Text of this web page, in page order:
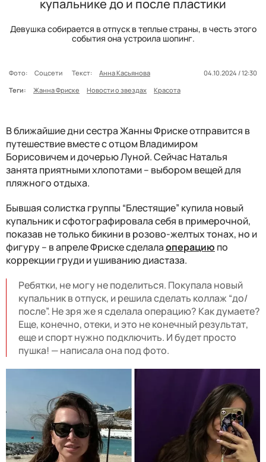
купальнике до и после пластики
Девушка собирается в отпуск в теплые страны, в честь этого
события она устроила шопинг.
Фото: Соцсети Текст: Анна Касьянова
04.10.2024 / 12:30
Теги:
Жанна Фриске Новости о звездах Красота
В ближайшие дни сестра Жанны Фриске отправится в
путешествие вместе с отцом Владимиром
Борисовичем и дочерью Луной. Сейчас Наталья
занята приятными хлопотами – выбором вещей для
пляжного отдыха.
Бывшая солистка группы “Блестящие” купила новый
купальник и сфотографировала себя в примерочной,
показав не только бикини в розово-желтых тонах, но и
фигуру – в апреле Фриске сделалаоперацию по
коррекции груди и ушиванию диастаза.
Ребятки, не могу не поделиться. Покупала новый
купальник в отпуск, и решила сделать коллаж “до/
после”. Не зря же я сделала операцию? Как думаете?
Еще, конечно, отеки, и это не конечный результат,
еще и спорт нужно подключить. И будет просто
пушка! — написала она под фото.